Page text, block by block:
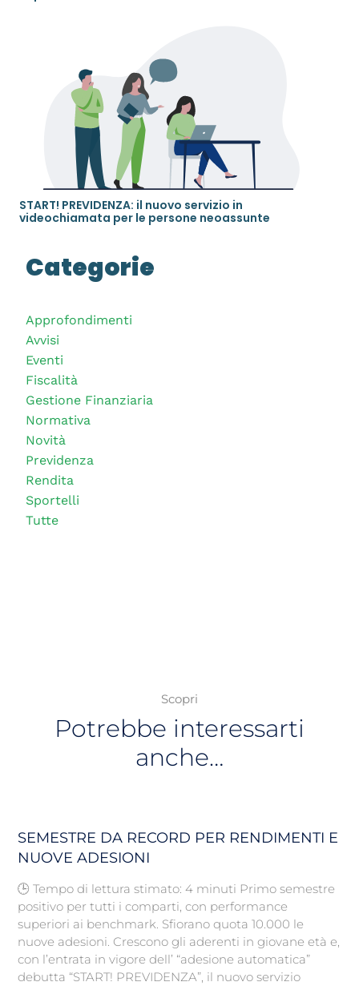
START! PREVIDENZA: il nuovo servizio in
videochiamata per le persone neoassunte
Categorie
Approfondimenti
Avvisi
Eventi
Fiscalità
Gestione Finanziaria
Normativa
Novità
Previdenza
Rendita
Sportelli
Tutte
Scopri
Potrebbe interessarti
anche…
SEMESTRE DA RECORD PER RENDIMENTI E
NUOVE ADESIONI
🕒 Tempo di lettura stimato: 4 minuti Primo semestre
positivo per tutti i comparti, con performance
superiori ai benchmark. Sfiorano quota 10.000 le
nuove adesioni. Crescono gli aderenti in giovane età e,
con l’entrata in vigore dell’ “adesione automatica”
debutta “START! PREVIDENZA”, il nuovo servizio